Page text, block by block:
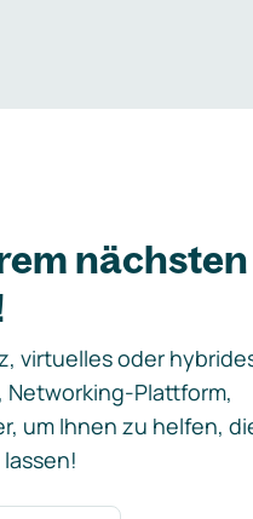
nächsten
virtuelles oder
Networking-Plattform,
um Ihnen zu helfen,